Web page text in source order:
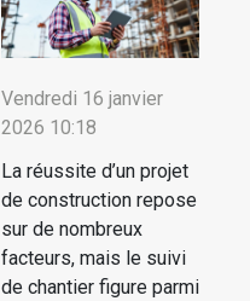
Vendredi 16 janvier
2026 10:18
La réussite d’un projet
de construction repose
sur de nombreux
facteurs, mais le suivi
de chantier figure parmi